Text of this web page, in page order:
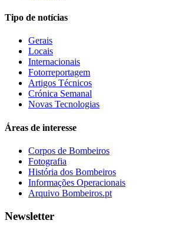
Tipo de notícias
Gerais
Locais
Internacionais
Fotorreportagem
Artigos Técnicos
Crónica Semanal
Novas Tecnologias
Áreas de interesse
Corpos de Bombeiros
Fotografia
História dos Bombeiros
Informações Operacionais
Arquivo Bombeiros.pt
Newsletter